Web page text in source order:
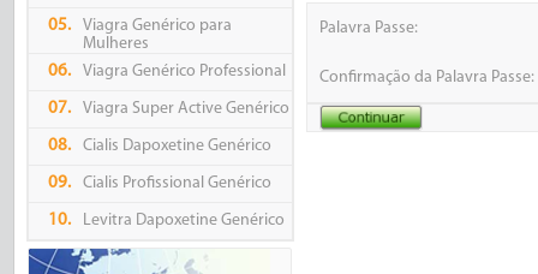
05.
Viagra Genérico para
Mulheres
06.
Viagra Genérico Professional
07. Viagra Super Active Genérico
08. Cialis Dapoxetine Genérico
09. Cialis Profissional Genérico
10. Levitra Dapoxetine Genérico
Palavra Passe:
Confirmação da Palavra Passe: